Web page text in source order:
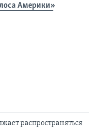
Америки»
распространяться